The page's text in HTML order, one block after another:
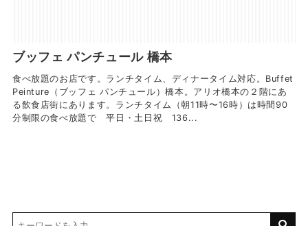
ブッフェ パンチュール 橋本
食べ放題のお店です。ランチタイム、ディナータイム対応。Buffet
Peinture（ブッフェ パンチュール）橋本。アリオ橋本の２階にあ
る飲食店街にあります。ランチタイム（朝11時〜16時）は時間90
分制限の食べ放題で 平日・土日祝 136...